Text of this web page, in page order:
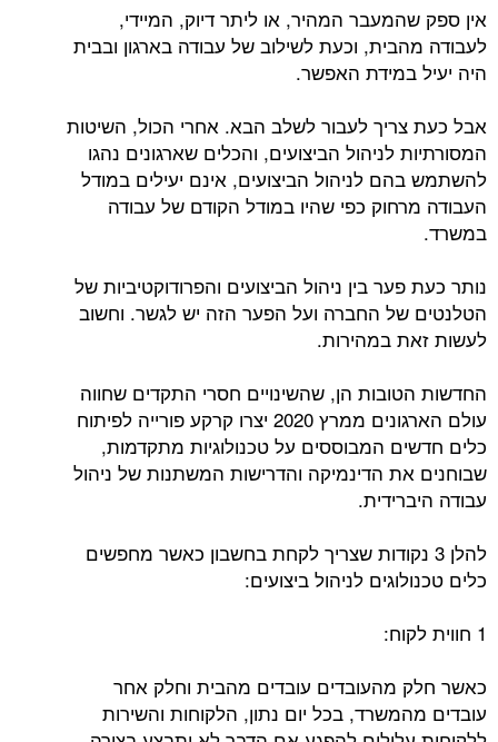
אין ספק שהמעבר המהיר, או ליתר דיוק, המיידי,
לעבודה מהבית, וכעת לשילוב של עבודה בארגון ובבית
היה יעיל במידת האפשר.
אבל כעת צריך לעבור לשלב הבא. אחרי הכול, השיטות
המסורתיות לניהול הביצועים, והכלים שארגונים נהגו
להשתמש בהם לניהול הביצועים, אינם יעילים במודל
העבודה מרחוק כפי שהיו במודל הקודם של עבודה
במשרד.
נותר כעת פער בין ניהול הביצועים והפרודוקטיביות של
הטלנטים של החברה ועל הפער הזה יש לגשר. וחשוב
לעשות זאת במהירות.
החדשות הטובות הן, שהשינויים חסרי התקדים שחווה
עולם הארגונים ממרץ 2020 יצרו קרקע פורייה לפיתוח
כלים חדשים המבוססים על טכנולוגיות מתקדמות,
שבוחנים את הדינמיקה והדרישות המשתנות של ניהול
עבודה היברידית.
להלן 3 נקודות שצריך לקחת בחשבון כאשר מחפשים
כלים טכנולוגים לניהול ביצועים:
1 חווית לקוח:
כאשר חלק מהעובדים עובדים מהבית וחלק אחר
עובדים מהמשרד, בכל יום נתון, הלקוחות והשירות